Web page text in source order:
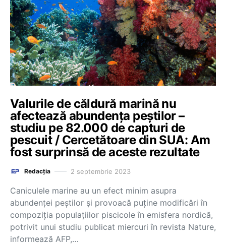
Valurile de căldură marină nu
afectează abundența peștilor –
studiu pe 82.000 de capturi de
pescuit / Cercetătoare din SUA: Am
fost surprinsă de aceste rezultate
Redacția 2 septembrie 2023
Caniculele marine au un efect minim asupra
abundenţei peştilor şi provoacă puţine modificări în
compoziţia populaţiilor piscicole în emisfera nordică,
potrivit unui studiu publicat miercuri în revista Nature,
informează AFP,…